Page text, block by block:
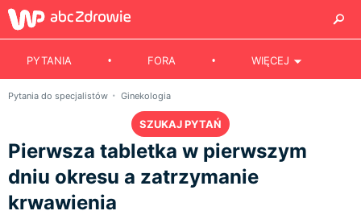
PYTANIA FORA WIĘCEJ
Pytania do specjalistów Ginekologia
SZUKAJ PYTAŃ
Pierwsza tabletka w pierwszym
dniu okresu a zatrzymanie
krwawienia